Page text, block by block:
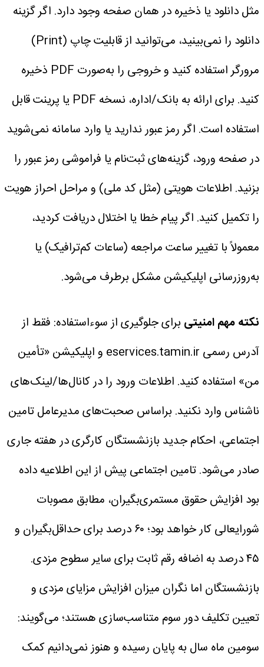
مثل دانلود یا ذخیره در همان صفحه وجود دارد. اگر گزینه
دانلود را نمی‌بینید، می‌توانید از قابلیت چاپ (Print)
مرورگر استفاده کنید و خروجی را به‌صورت PDF ذخیره
کنید.
برای ارائه به بانک/اداره، نسخه PDF یا پرینت قابل
استفاده است. اگر رمز عبور ندارید یا وارد سامانه نمی‌شوید
در صفحه ورود، گزینه‌های ثبت‌نام یا فراموشی رمز عبور را
بزنید. اطلاعات هویتی (مثل کد ملی) و مراحل احراز هویت
را تکمیل کنید. اگر پیام خطا یا اختلال دریافت کردید،
معمولاً با تغییر ساعت مراجعه (ساعات کم‌ترافیک) یا
به‌روزرسانی اپلیکیشن مشکل برطرف می‌شود.
نکته مهم امنیتی برای جلوگیری از سوءاستفاده: فقط از
آدرس رسمی eservices.tamin.ir و اپلیکیشن «تأمین
من» استفاده کنید. اطلاعات ورود را در کانال‌ها/لینک‌های
ناشناس وارد نکنید. براساس صحبت‌های مدیرعامل تامین
اجتماعی، احکام جدید بازنشستگان کارگری در هفته جاری
صادر می‌شود.تامین اجتماعی پیش از این اطلاعیه داده
بود افزایش حقوق مستمری‌بگیران، مطابق مصوبات
شورایعالی کار خواهد بود؛ ۶۰ درصد برای حداقل‌بگیران و
۴۵ درصد به اضافه رقم ثابت برای سایر سطوح مزدی.
بازنشستگان اما نگران میزان افزایش مزایای مزدی و
تعیین تکلیف دور سوم متناسب‌سازی هستند؛ می‌گویند:
سومین ماه سال به پایان رسیده و هنوز نمی‌دانیم کمک